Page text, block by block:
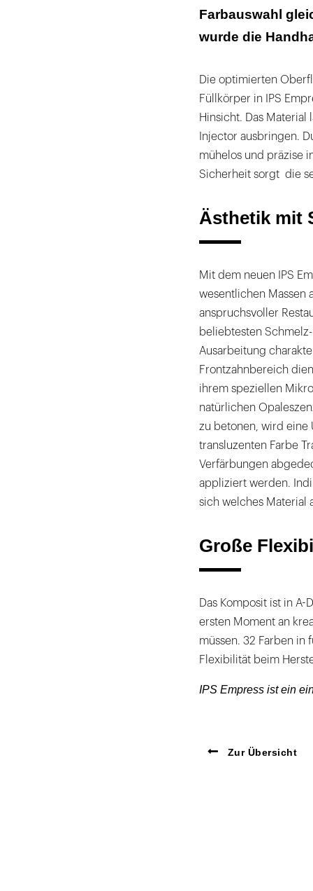
Farbauswahl
wurde die
Die optimierten
Füllkörper in IPS
Hinsicht. Das
Injector ausbringen.
mühelos und präzise
Sicherheit sorgt die
Ästhetik mit
Mit dem neuen IPS
wesentlichen Massen
anspruchsvoller
beliebtesten
Ausarbeitung
Frontzahnbereich
ihrem speziellen
natürlichen
zu betonen, wird eine
transluzenten Farbe
Verfärbungen
appliziert werden.
sich welches Material
Große
Das Komposit ist in
ersten Moment an
müssen. 32 Farben in
Flexibilität beim
IPS Empress ist ein
Zur Übersicht